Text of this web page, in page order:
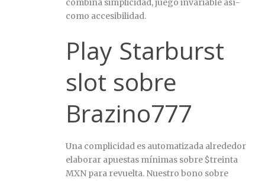
combina simplicidad, juego invariable así­
como accesibilidad.
Play Starburst
slot sobre
Brazino777
Una complicidad es automatizada alrededor
elaborar apuestas mínimas sobre $treinta
MXN para revuelta. Nuestro bono sobre